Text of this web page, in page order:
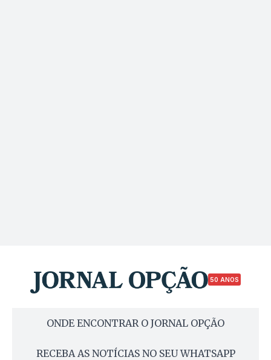
50 ANOS
ONDE ENCONTRAR O JORNAL OPÇÃO
RECEBA AS NOTÍCIAS NO SEU WHATSAPP